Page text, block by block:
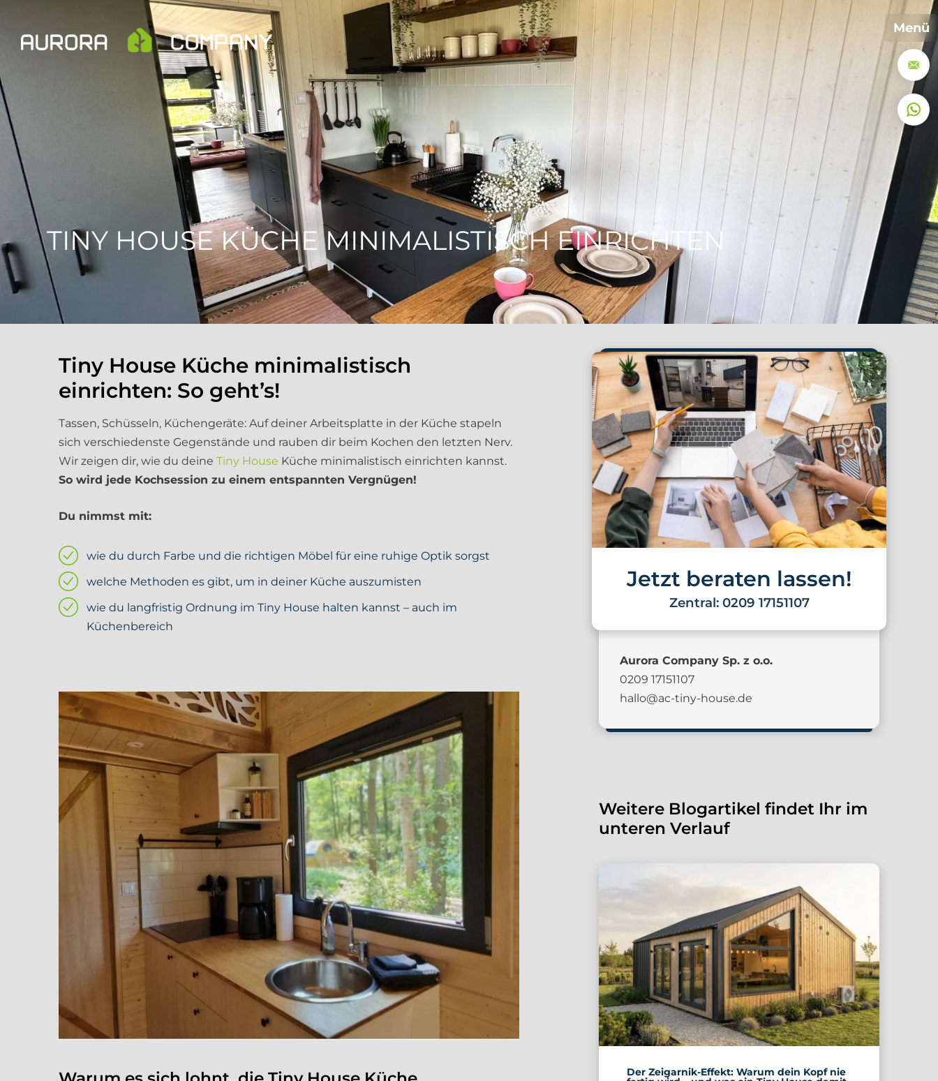
TINY HOUSE KÜCHE MINIMALISTISCH EINRICHTEN
Tiny House Küche minimalistisch
einrichten: So geht’s!
Tassen, Schüsseln, Küchengeräte: Auf deiner Arbeitsplatte in der Küche stapeln
sich verschiedenste Gegenstände und rauben dir beim Kochen den letzten Nerv.
Wir zeigen dir, wie du deine Tiny House Küche minimalistisch einrichten kannst.
So wird jede Kochsession zu einem entspannten Vergnügen!
Du nimmst mit:
wie du durch Farbe und die richtigen Möbel für eine ruhige Optik sorgst
welche Methoden es gibt, um in deiner Küche auszumisten
wie du langfristig Ordnung im Tiny House halten kannst – auch im
Küchenbereich
Jetzt beraten lassen!
Zentral: 0209 17151107
Aurora Company Sp. z o.o.
0209 17151107
hallo@ac-tiny-house.de
Weitere Blogartikel findet Ihr im
unteren Verlauf
Der Zeigarnik-Effekt: Warum dein Kopf nie
Menü